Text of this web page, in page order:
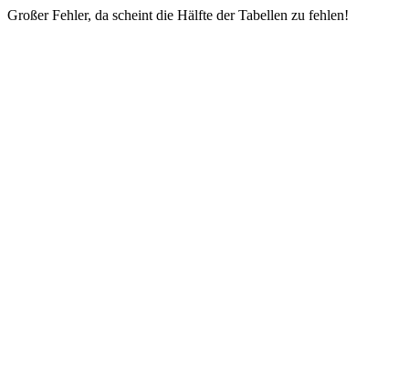
Großer Fehler, da scheint die Hälfte der Tabellen zu fehlen!